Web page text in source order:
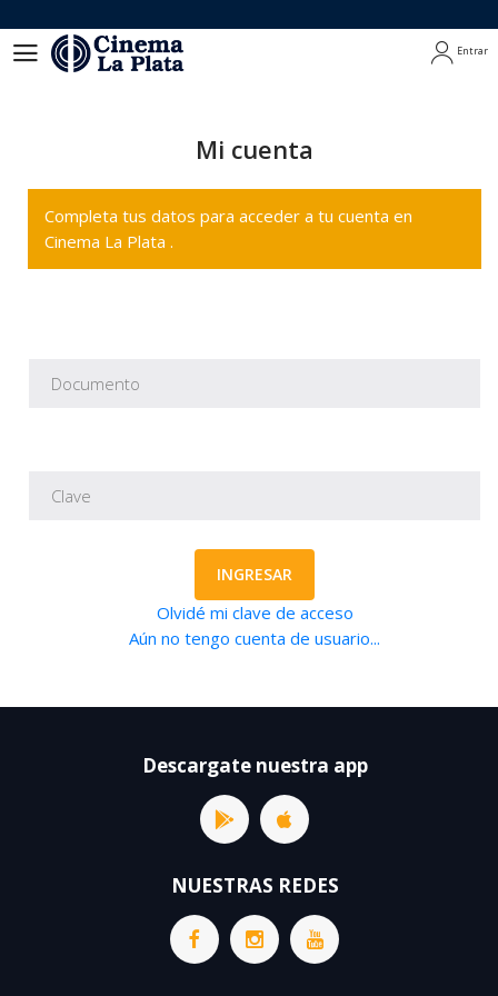
Entrar
Mi cuenta
Completa tus datos para acceder a tu cuenta en
Cinema La Plata .
INGRESAR
Olvidé mi clave de acceso
Aún no tengo cuenta de usuario...
Descargate nuestra app
NUESTRAS REDES